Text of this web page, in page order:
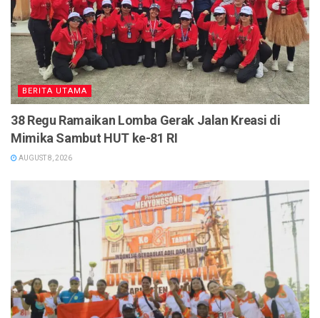
BERITA UTAMA
38 Regu Ramaikan Lomba Gerak Jalan Kreasi di
Mimika Sambut HUT ke-81 RI
AUGUST 8, 2026